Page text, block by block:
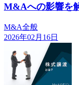
M&Aへの影響を
M&A全般
2026年02月16日